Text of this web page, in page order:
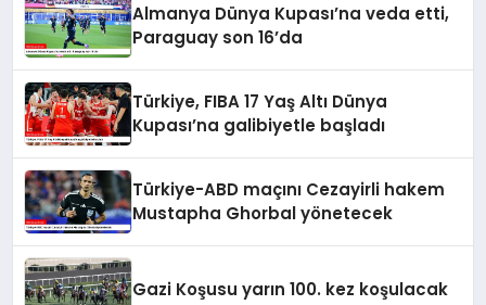
Almanya Dünya Kupası’na veda etti,
Paraguay son 16’da
Türkiye, FIBA 17 Yaş Altı Dünya
Kupası’na galibiyetle başladı
Türkiye-ABD maçını Cezayirli hakem
Mustapha Ghorbal yönetecek
Gazi Koşusu yarın 100. kez koşulacak